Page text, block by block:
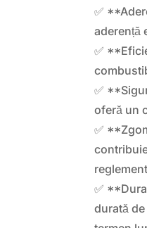
✅
aderență
✅
✅
oferă un
✅
✅
durată